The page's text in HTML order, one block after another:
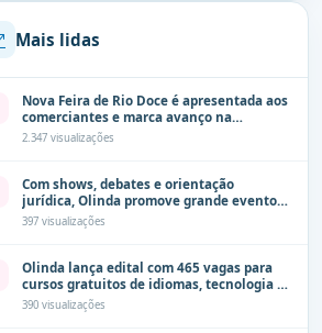
Mais lidas
Nova Feira de Rio Doce é apresentada aos
comerciantes e marca avanço na
modernização dos espaços públicos de
2.347 visualizações
Com shows, debates e orientação
jurídica, Olinda promove grande evento
de combate à violência contra a mulher
neste sábado (8)
397 visualizações
Olinda lança edital com 465 vagas para
cursos gratuitos de idiomas, tecnologia e
comunicação
390 visualizações